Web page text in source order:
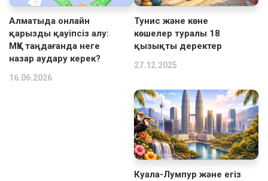
Алматыда онлайн
қарызды қауіпсіз алу:
МҚҰ таңдағанда неге
назар аудару керек?
16.06.2026
Тунис және көне
көшелер туралы 18
қызықты деректер
27.12.2025
Куала-Лумпур және егіз